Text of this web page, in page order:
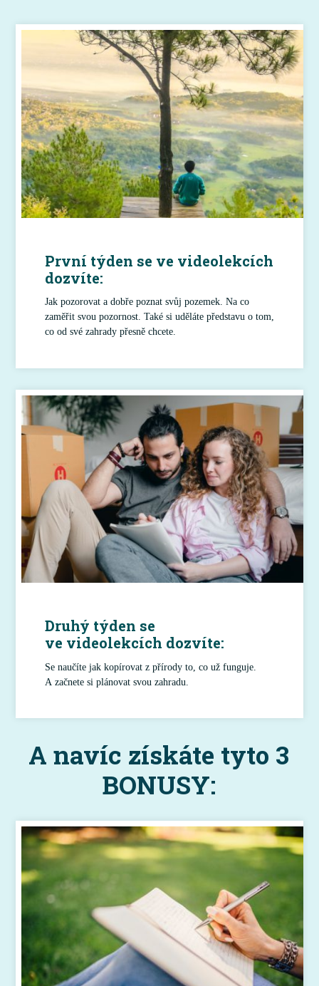
První týden se ve videolekcích
dozvíte:
Jak pozorovat a dobře poznat svůj pozemek. Na co
zaměřit svou pozornost. Také si uděláte představu o tom,
co od své zahrady přesně chcete.
Druhý týden se
ve videolekcích dozvíte:
Se naučíte jak kopírovat z přírody to, co už funguje.
A začnete si plánovat svou zahradu.
A navíc získáte tyto 3
BONUSY: